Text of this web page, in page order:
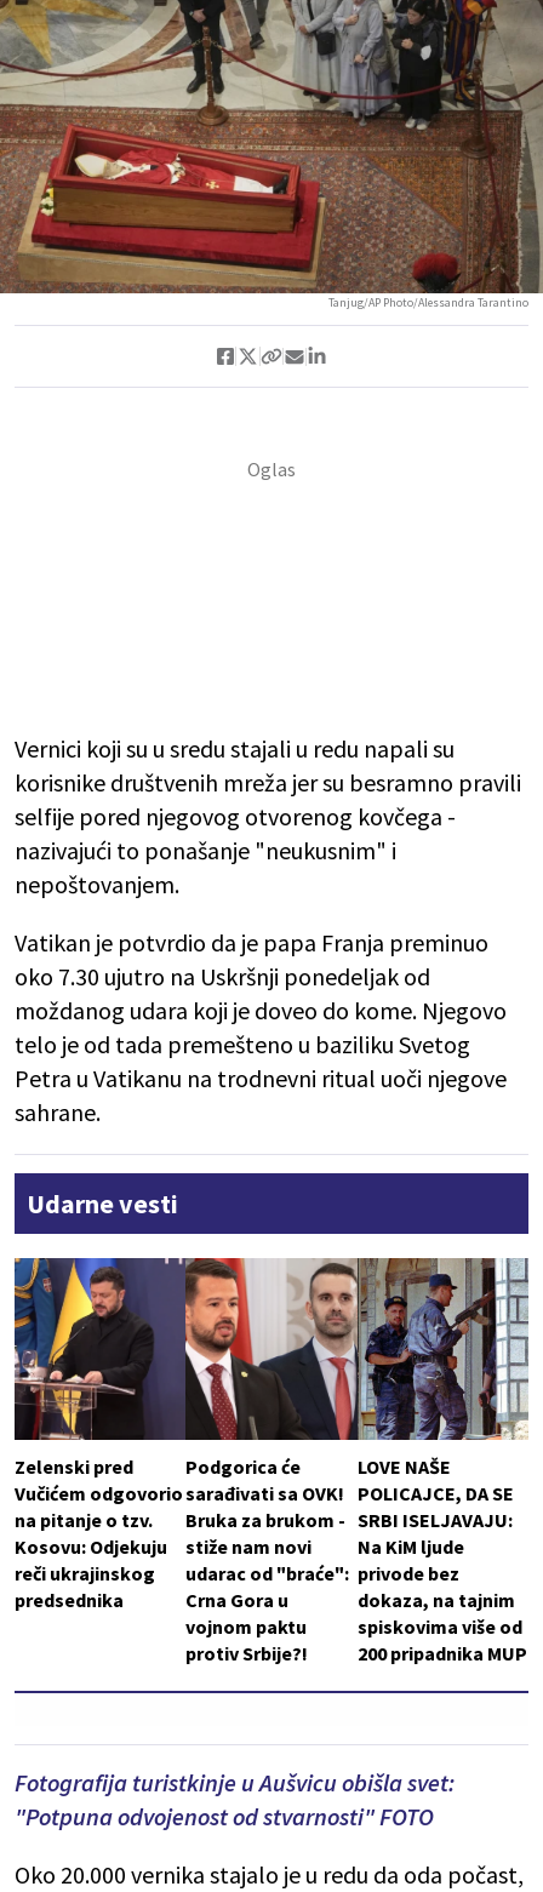
Tanjug/AP Photo/Alessandra Tarantino
Vernici koji su u sredu stajali u redu napali su
korisnike društvenih mreža jer su besramno pravili
selfije pored njegovog otvorenog kovčega -
nazivajući to ponašanje "neukusnim" i
nepoštovanjem.
Vatikan je potvrdio da je papa Franja preminuo
oko 7.30 ujutro na Uskršnji ponedeljak od
moždanog udara koji je doveo do kome. Njegovo
telo je od tada premešteno u baziliku Svetog
Petra u Vatikanu na trodnevni ritual uoči njegove
sahrane.
Udarne vesti
Zelenski pred
Vučićem odgovorio
na pitanje o tzv.
Kosovu: Odjekuju
reči ukrajinskog
predsednika
Podgorica će
sarađivati sa OVK!
Bruka za brukom -
stiže nam novi
udarac od "braće":
Crna Gora u
vojnom paktu
protiv Srbije?!
LOVE NAŠE
POLICAJCE, DA SE
SRBI ISELJAVAJU:
Na KiM ljude
privode bez
dokaza, na tajnim
spiskovima više od
200 pripadnika MUP
Fotografija turistkinje u Aušvicu obišla svet:
"Potpuna odvojenost od stvarnosti" FOTO
Oko 20.000 vernika stajalo je u redu da oda počast,